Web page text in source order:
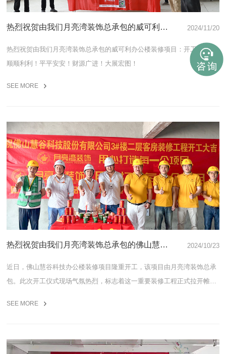
热烈祝贺由我们月亮湾装饰总承包的威可利办
2024/11/20
热烈祝贺由我们月亮湾装饰总承包的威可利办公楼装修项目：开工大吉！
顺顺利利！平平安安！财源广进！大展宏图！
SEE MORE
热烈祝贺由我们月亮湾装饰总承包的佛山慧谷
2024/10/23
近日，佛山慧谷科技办公楼装修项目隆重开工，该项目由月亮湾装饰总承
包。此次开工仪式现场气氛热烈，标志着这一重要装修工程正式拉开帷
SEE MORE